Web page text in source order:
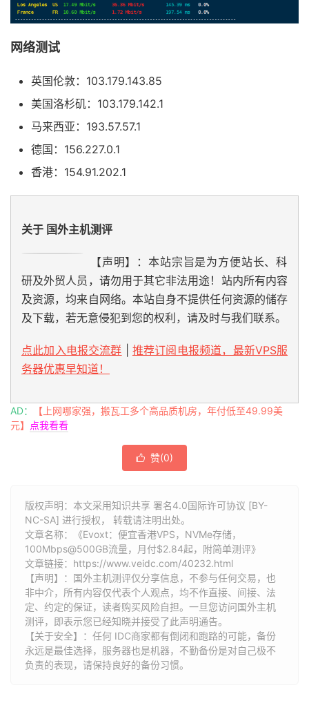
网络测试
英国伦敦：103.179.143.85
美国洛杉矶：103.179.142.1
马来西亚：193.57.57.1
德国：156.227.0.1
香港：154.91.202.1
关于 国外主机测评
【声明】：本站宗旨是为方便站长、科
研及外贸人员，请勿用于其它非法用途！站内所有内容
及资源，均来自网络。本站自身不提供任何资源的储存
及下载，若无意侵犯到您的权利，请及时与我们联系。
点此加入电报交流群
推荐订阅电报频道，最新VPS服
务器优惠早知道！
AD：
【上网哪家强，搬瓦工多个高品质机房，年付低至49.99美
元】 点我看看
 赞(0)
版权声明：本文采用知识共享 署名4.0国际许可协议 [BY-
NC-SA] 进行授权， 转载请注明出处。
文章名称：《Evoxt：便宜香港VPS，NVMe存储，
100Mbps@500GB流量，月付$2.84起，附简单测评》
文章链接： https://www.veidc.com/40232.html
【声明】：国外主机测评仅分享信息，不参与任何交易，也
非中介，所有内容仅代表个人观点，均不作直接、间接、法
定、约定的保证，读者购买风险自担。一旦您访问国外主机
测评，即表示您已经知晓并接受了此声明通告。
【关于安全】：任何 IDC商家都有倒闭和跑路的可能，备份
永远是最佳选择，服务器也是机器，不勤备份是对自己极不
负责的表现，请保持良好的备份习惯。